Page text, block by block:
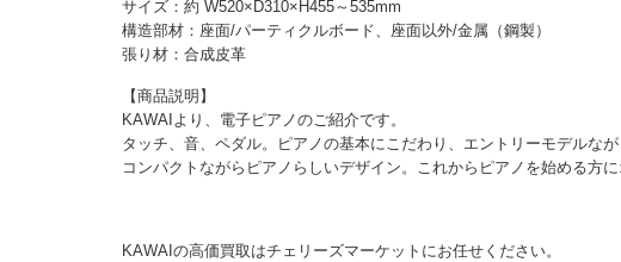
サイズ：約 W520×D310×H455～535mm
構造部材：座面/パーティクルボード、座面以外/金属（鋼製）
張り材：合成皮革
【商品説明】
KAWAIより、電子ピアノのご紹介です。
タッチ、音、ペダル。ピアノの基本にこだわり、エントリーモデルな
コンパクトながらピアノらしいデザイン。これからピアノを始める方
KAWAIの高価買取はチェリーズマーケットにお任せください。